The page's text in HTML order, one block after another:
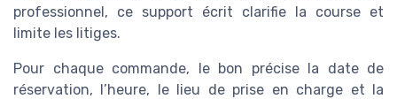
professionnel, ce support écrit clarifie la course et
limite les litiges.
Pour chaque commande, le bon précise la date de
réservation, l’heure, le lieu de prise en charge et la